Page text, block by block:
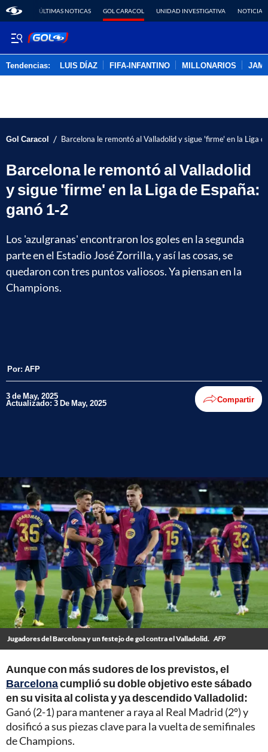
ÚLTIMAS NOTICAS GOL CARACOL UNIDAD INVESTIGATIVA NOTICIAS
Tendencias: LUIS DÍAZ FIFA-INFANTINO MILLONARIOS
Gol Caracol / Barcelona le remontó al Valladolid y sigue 'firme' en la Liga
Barcelona le remontó al Valladolid
y sigue 'firme' en la Liga de España:
ganó 1-2
Los 'azulgranas' encontraron los goles en la segunda
parte en el Estadio José Zorrilla, y así las cosas, se
quedaron con tres puntos valiosos. Ya piensan en la
Champions.
Por: AFP
3 de May, 2025
Actualizado: 3 De May, 2025 Compartir
Jugadores del Barcelona y un festejo de gol contra el Valladolid. AFP
Aunque con más sudores de los previstos, el
Barcelonacumplió su doble objetivo este sábado
en su visita al colista y ya descendido Valladolid:
Ganó (2-1) para mantener a raya al Real Madrid (2º) y
dosificó a sus piezas clave para la vuelta de semifinales
de Champions.